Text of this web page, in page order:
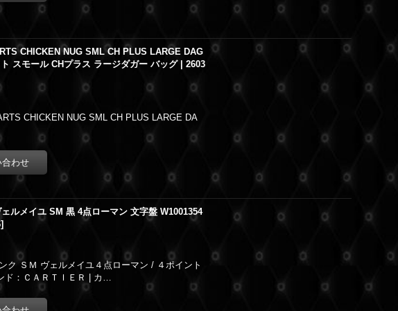
CHICKEN NUG SML CH PLUS LARGE DAG
スモール CHプラス ラージダガー バッグ | 2603
CHICKEN NUG SML CH PLUS LARGE DA
ルメイユ SM 黒 4点ローマン 文字盤 W1001354
]
ク ＳＭ ヴェルメイユ４点ローマン / ４ポイント
ド：ＣＡＲＴＩＥＲ | カ…